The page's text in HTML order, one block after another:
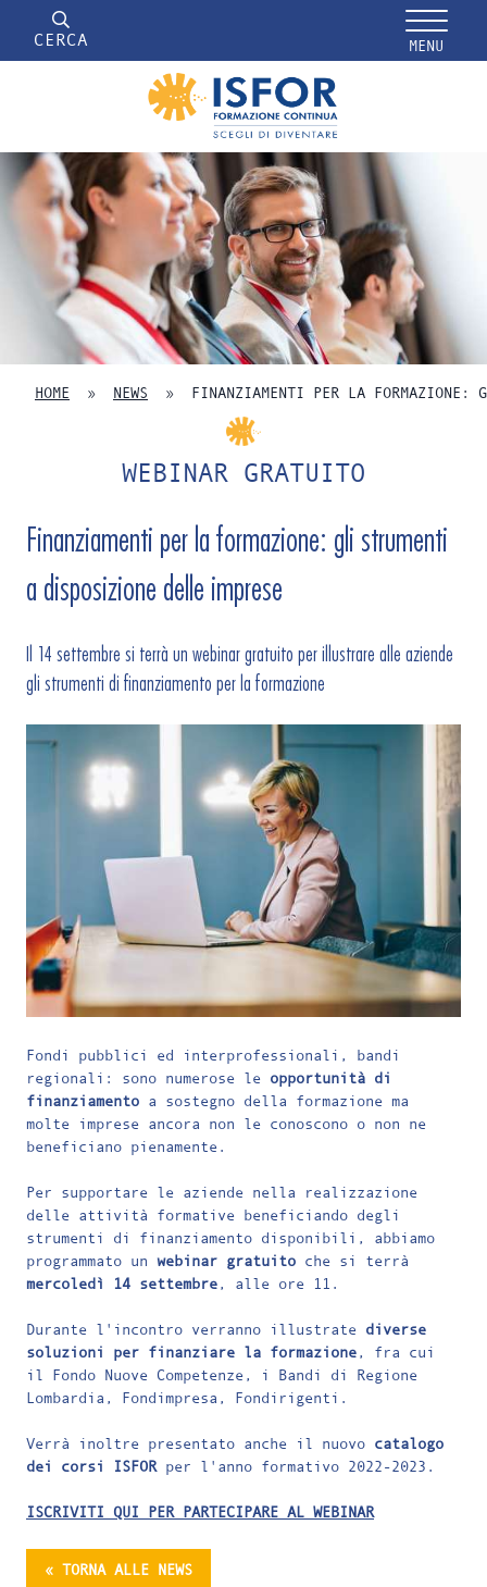
CERCA MENU
HOME » NEWS » FINANZIAMENTI PER LA FORMAZIONE:
WEBINAR GRATUITO
Finanziamenti per la formazione: gli strumenti
a disposizione delle imprese
Il 14 settembre si terrà un webinar gratuito per illustrare alle aziende
gli strumenti di finanziamento per la formazione
Fondi pubblici ed interprofessionali, bandi
regionali: sono numerose le opportunità di
finanziamento a sostegno della formazione ma
molte imprese ancora non le conoscono o non ne
beneficiano pienamente.
Per supportare le aziende nella realizzazione
delle attività formative beneficiando degli
strumenti di finanziamento disponibili, abbiamo
programmato un webinar gratuito che si terrà
mercoledì 14 settembre, alle ore 11.
Durante l'incontro verranno illustrate diverse
soluzioni per finanziare la formazione, fra cui
il Fondo Nuove Competenze, i Bandi di Regione
Lombardia, Fondimpresa, Fondirigenti.
Verrà inoltre presentato anche il nuovo catalogo
dei corsi ISFOR per l'anno formativo 2022-2023.
ISCRIVITI QUI PER PARTECIPARE AL WEBINAR
« TORNA ALLE NEWS